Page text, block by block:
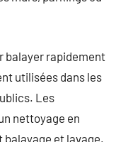
balayer rapidement
utilisées dans les
Les
nettoyage en
balayage et lavage.